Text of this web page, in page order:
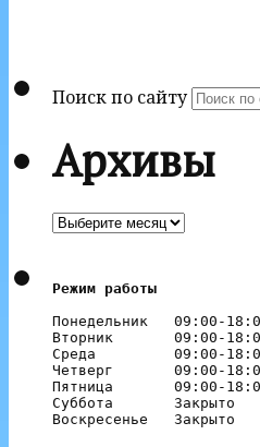
Поиск по сайту
Архивы
Архивы
Режим работы
Понедельник   09:00-
Вторник       09:00-
Среда         09:00-
Четверг       09:00-
Пятница       09:00-
Суббота       Закрыто